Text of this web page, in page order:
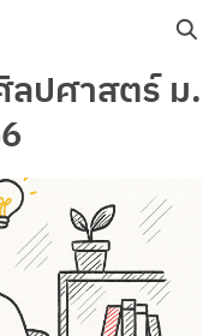
ลปศาสตร์ ม.